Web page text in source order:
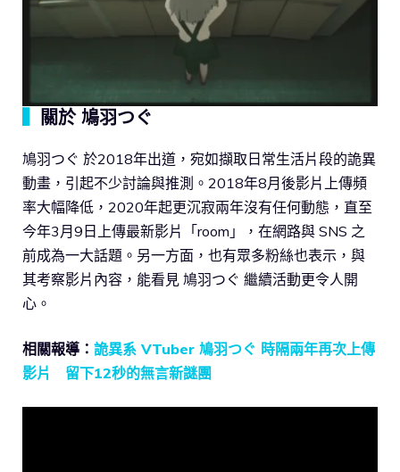
關於 鳩羽つぐ
鳩羽つぐ 於2018年出道，宛如擷取日常生活片段的詭異
動畫，引起不少討論與推測。2018年8月後影片上傳頻
率大幅降低，2020年起更沉寂兩年沒有任何動態，直至
今年3月9日上傳最新影片「room」，在網路與 SNS 之
前成為一大話題。另一方面，也有眾多粉絲也表示，與
其考察影片內容，能看見 鳩羽つぐ 繼續活動更令人開
心。
相關報導： 詭異系 VTuber 鳩羽つぐ 時隔兩年再次上傳
影片 留下12秒的無言新謎團